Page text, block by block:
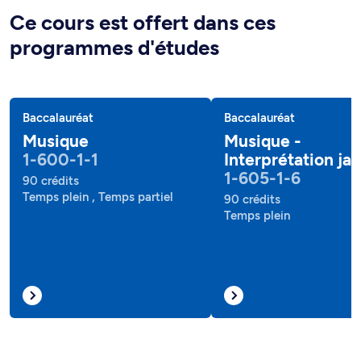
Ce cours est offert dans ces
programmes d'études
Baccalauréat
Musique
1-600-1-1
90 crédits
Temps plein , Temps partiel
Baccalauréat
Musique -
Interprétation
1-605-1-6
90 crédits
Temps plein